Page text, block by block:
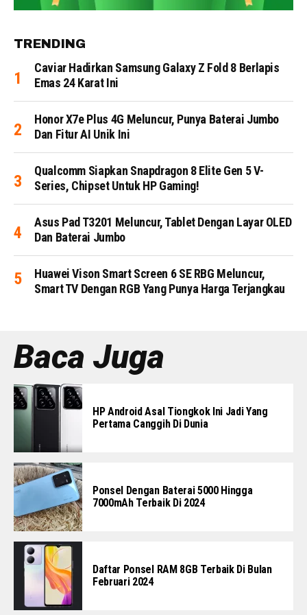
TRENDING
Caviar Hadirkan Samsung Galaxy Z Fold 8 Berlapis
Emas 24 Karat Ini
Honor X7e Plus 4G Meluncur, Punya Baterai Jumbo
Dan Fitur AI Unik Ini
Qualcomm Siapkan Snapdragon 8 Elite Gen 5 V-
Series, Chipset Untuk HP Gaming!
Asus Pad T3201 Meluncur, Tablet Dengan Layar OLED
Dan Baterai Jumbo
Huawei Vison Smart Screen 6 SE RBG Meluncur,
Smart TV Dengan RGB Yang Punya Harga Terjangkau
Baca Juga
HP Android Asal Tiongkok Ini Jadi Yang
Pertama Canggih Di Dunia
Ponsel Dengan Baterai 5000 Hingga
7000mAh Terbaik Di 2024
Daftar Ponsel RAM 8GB Terbaik Di Bulan
Februari 2024